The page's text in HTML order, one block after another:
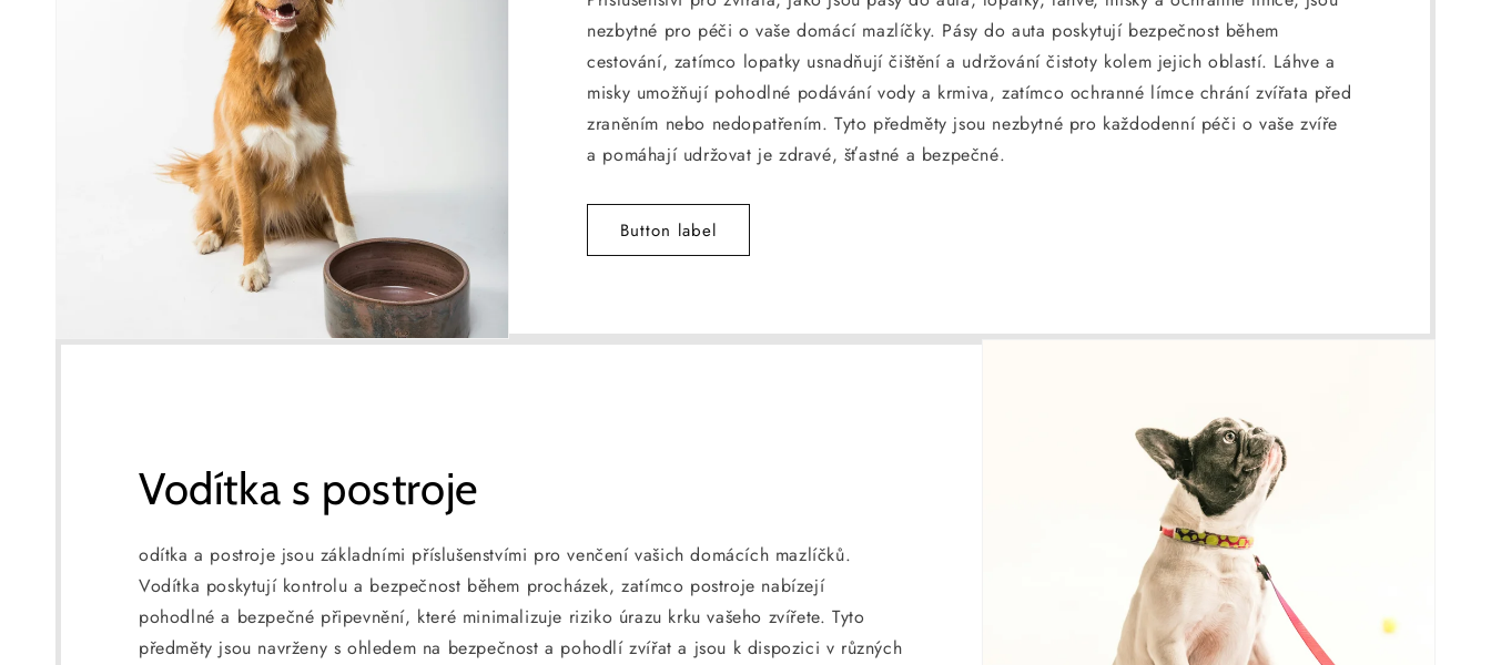
nezbytné pro péči o vaše domácí mazlíčky. Pásy do auta poskytují bezpečnost během
cestování, zatímco lopatky usnadňují čištění a udržování čistoty kolem jejich oblastí. Láhve a
misky umožňují pohodlné podávání vody a krmiva, zatímco ochranné límce chrání zvířata před
zraněním nebo nedopatřením. Tyto předměty jsou nezbytné pro každodenní péči o vaše zvíře
a pomáhají udržovat je zdravé, šťastné a bezpečné.
Button label
Vodítka s postroje
odítka a postroje jsou základními příslušenstvími pro venčení vašich domácích mazlíčků.
Vodítka poskytují kontrolu a bezpečnost během procházek, zatímco postroje nabízejí
pohodlné a bezpečné připevnění, které minimalizuje riziko úrazu krku vašeho zvířete. Tyto
předměty jsou navrženy s ohledem na bezpečnost a pohodlí zvířat a jsou k dispozici v různých